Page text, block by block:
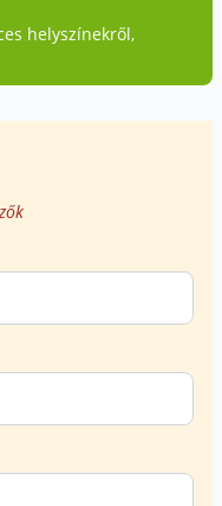
helyszínekről,